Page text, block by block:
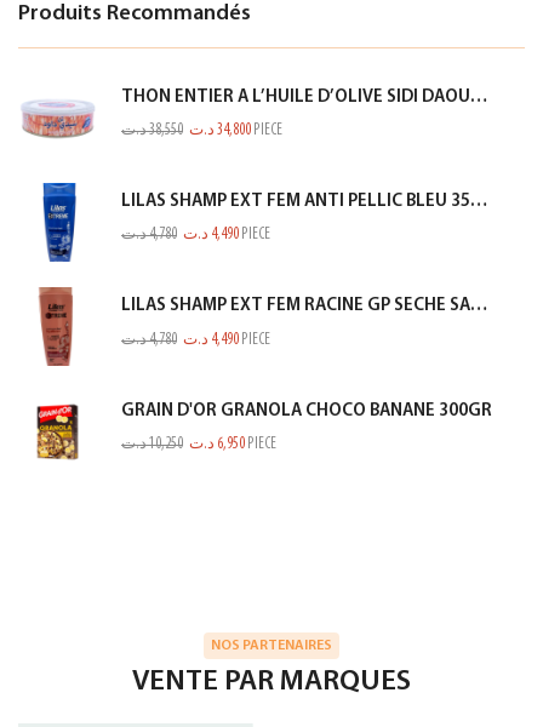
Produits Recommandés
THON ENTIER A L’HUILE D’OLIVE SIDI DAOUD 950G
38,550د.ت 34,800 د.ت PIECE
LILAS SHAMP EXT FEM ANTI PELLIC BLEU 350ML
4,780د.ت 4,490 د.ت PIECE
LILAS SHAMP EXT FEM RACINE GP SECHE SAUMON 350ML
4,780د.ت 4,490 د.ت PIECE
GRAIN D'OR GRANOLA CHOCO BANANE 300GR
10,250د.ت 6,950 د.ت PIECE
NOS PARTENAIRES
VENTE PAR MARQUES